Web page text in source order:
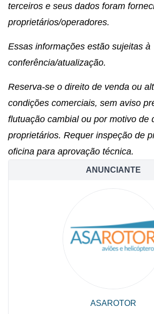
terceiros e seus dados foram
proprietários/operadores.
Essas informações estão sujeitas à
conferência/atualização.
Reserva-se o direito de venda ou
condições comerciais, sem aviso
flutuação cambial ou por motivo de
proprietários. Requer inspeção de
oficina para aprovação técnica.
ANUNCIANTE
ASAROTOR